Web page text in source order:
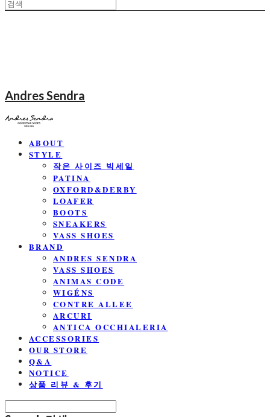
Andres Sendra
ABOUT
STYLE
작은 사이즈 빅세일
PATINA
OXFORD&DERBY
LOAFER
BOOTS
SNEAKERS
VASS SHOES
BRAND
ANDRES SENDRA
VASS SHOES
ANIMAS CODE
WIGÉNS
CONTRE ALLEE
ARCURI
ANTICA OCCHIALERIA
ACCESSORIES
OUR STORE
Q&A
NOTICE
상품 리뷰 & 후기